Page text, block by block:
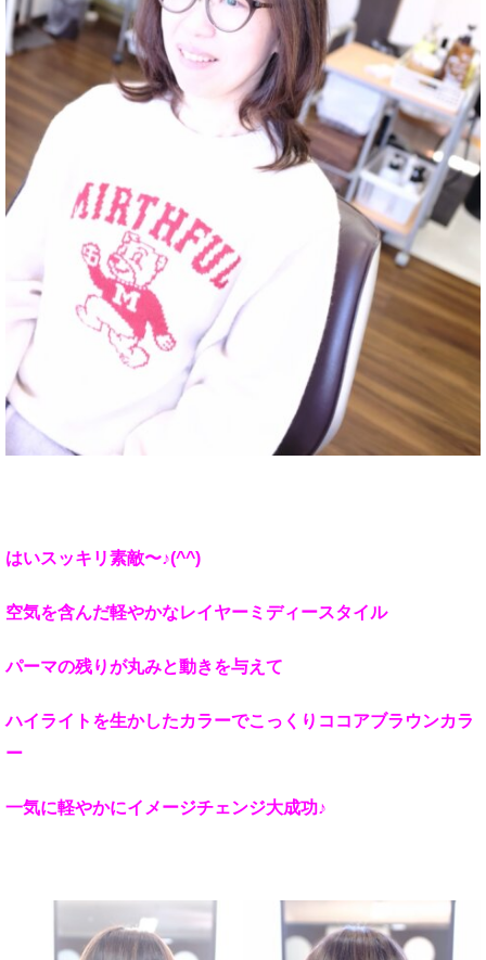
はいスッキリ素敵〜♪(^^)
空気を含んだ軽やかなレイヤーミディースタイル
パーマの残りが丸みと動きを与えて
ハイライトを生かしたカラーでこっくりココアブラウンカラ
ー
一気に軽やかにイメージチェンジ大成功♪